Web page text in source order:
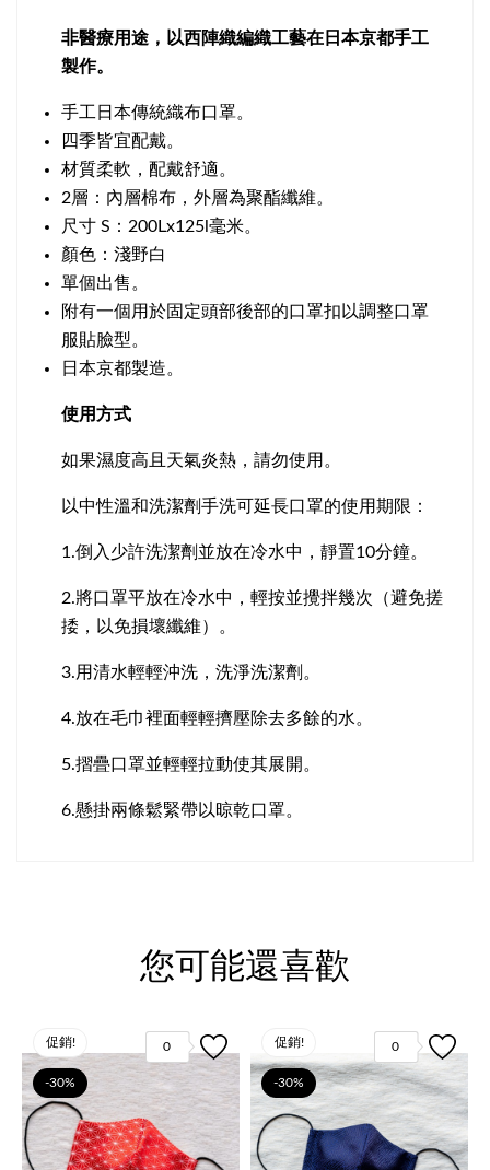
非醫療用途，以西陣織編織工藝在日本京都手工
製作。
手工日本傳統織布口罩。
四季皆宜配戴。
材質柔軟，配戴舒適。
2層：內層棉布，外層為聚酯纖維。
尺寸 S：200Lx125l毫米。
顏色：淺野白
單個出售。
附有一個用於固定頭部後部的口罩扣以調整口罩
服貼臉型。
日本京都製造。
使用方式
如果濕度高且天氣炎熱，請勿使用。
以中性溫和洗潔劑手洗可延長口罩的使用期限：
1.倒入少許洗潔劑並放在冷水中，靜置10分鐘。
2.將口罩平放在冷水中，輕按並攪拌幾次（避免搓
捼，以免損壞纖維）。
3.用清水輕輕沖洗，洗淨洗潔劑。
4.放在毛巾裡面輕輕擠壓除去多餘的水。
5.摺疊口罩並輕輕拉動使其展開。
6.懸掛兩條鬆緊帶以晾乾口罩。
您可能還喜歡
0
促銷!
-30%
0
促銷!
-30%